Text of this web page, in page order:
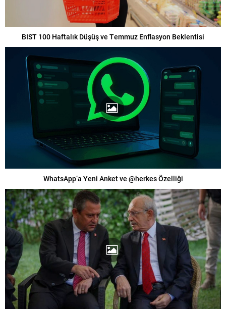
BIST 100 Haftalık Düşüş ve Temmuz Enflasyon Beklentisi
WhatsApp’a Yeni Anket ve @herkes Özelliği